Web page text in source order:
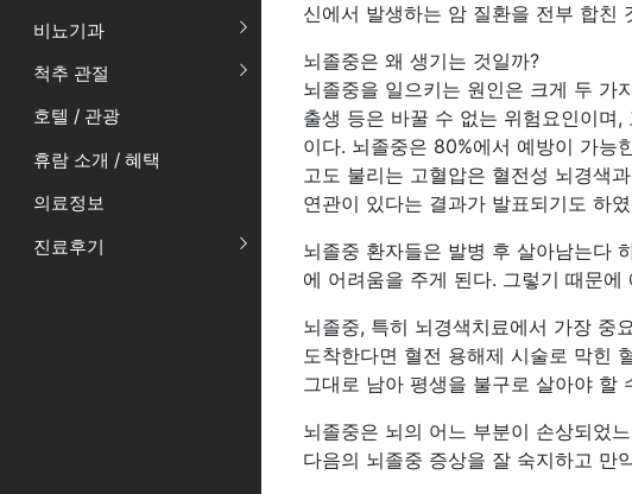
비뇨기과
척추 관절
호텔 / 관광
휴람 소개 / 혜택
의료정보
진료후기
신에서 발생하는 암 질환을 전부 합친
뇌졸중은 왜 생기는 것일까?
뇌졸중을 일으키는 원인은 크게 두 가
출생 등은 바꿀 수 없는 위험요인이며
이다. 뇌졸중은 80%에서 예방이 가능
고도 불리는 고혈압은 혈전성 뇌경색
연관이 있다는 결과가 발표되기도 하
뇌졸중 환자들은 발병 후 살아남는다
에 어려움을 주게 된다. 그렇기 때문
뇌졸중, 특히 뇌경색치료에서 가장 중
도착한다면 혈전 용해제 시술로 막힌
그대로 남아 평생을 불구로 살아야 할
뇌졸중은 뇌의 어느 부분이 손상되었
다음의 뇌졸중 증상을 잘 숙지하고 만